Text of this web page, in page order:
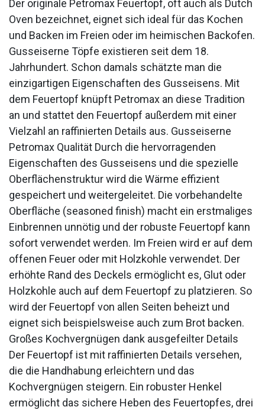
Der originale Petromax Feuertopf, oft auch als Dutch
Oven bezeichnet, eignet sich ideal für das Kochen
und Backen im Freien oder im heimischen Backofen.
Gusseiserne Töpfe existieren seit dem 18.
Jahrhundert. Schon damals schätzte man die
einzigartigen Eigenschaften des Gusseisens. Mit
dem Feuertopf knüpft Petromax an diese Tradition
an und stattet den Feuertopf außerdem mit einer
Vielzahl an raffinierten Details aus. Gusseiserne
Petromax Qualität Durch die hervorragenden
Eigenschaften des Gusseisens und die spezielle
Oberflächenstruktur wird die Wärme effizient
gespeichert und weitergeleitet. Die vorbehandelte
Oberfläche (seasoned finish) macht ein erstmaliges
Einbrennen unnötig und der robuste Feuertopf kann
sofort verwendet werden. Im Freien wird er auf dem
offenen Feuer oder mit Holzkohle verwendet. Der
erhöhte Rand des Deckels ermöglicht es, Glut oder
Holzkohle auch auf dem Feuertopf zu platzieren. So
wird der Feuertopf von allen Seiten beheizt und
eignet sich beispielsweise auch zum Brot backen.
Großes Kochvergnügen dank ausgefeilter Details
Der Feuertopf ist mit raffinierten Details versehen,
die die Handhabung erleichtern und das
Kochvergnügen steigern. Ein robuster Henkel
ermöglicht das sichere Heben des Feuertopfes, drei